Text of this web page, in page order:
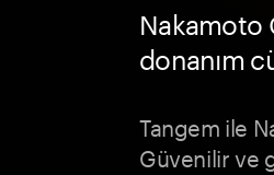
Nakamoto
donanım
Tangem ile
Güvenilir ve